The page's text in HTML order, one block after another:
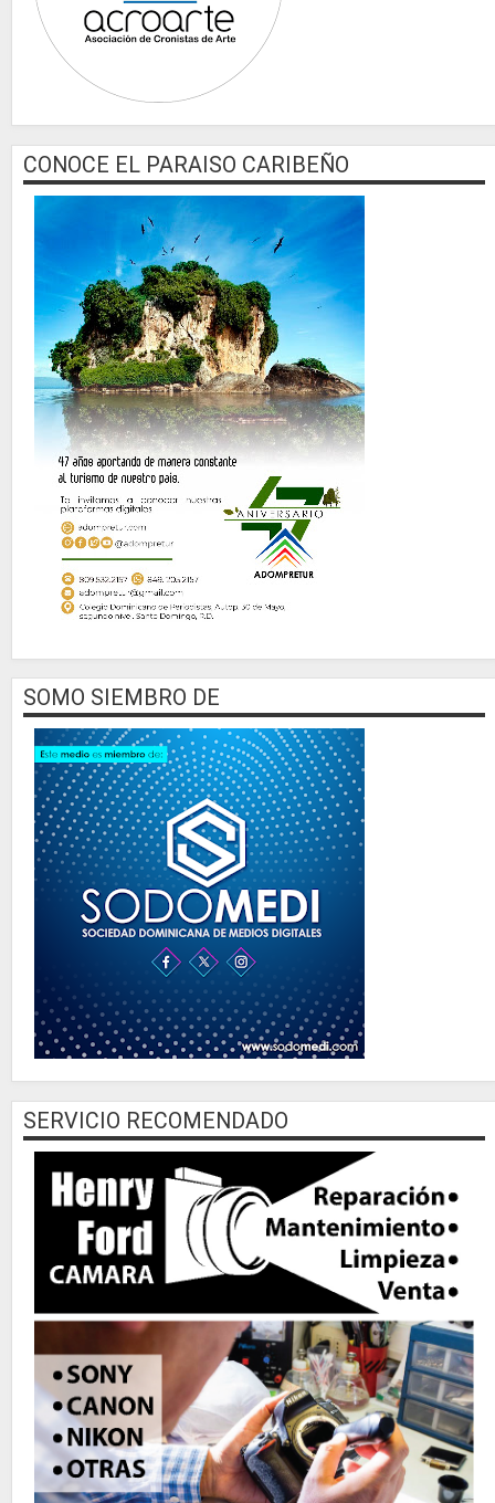
CONOCE EL PARAISO CARIBEÑO
SOMO SIEMBRO DE
SERVICIO RECOMENDADO